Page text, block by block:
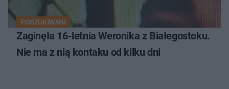
POSZUKIWANI
Zaginęła 16-letnia Weronika z Białegostoku.
Nie ma z nią kontaku od kilku dni